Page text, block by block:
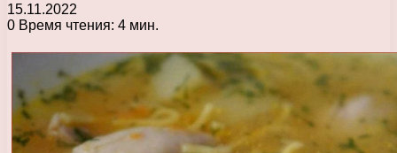
15.11.2022
0 Время чтения: 4 мин.